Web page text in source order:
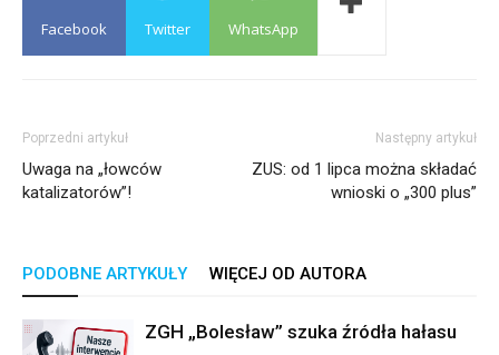
Facebook Twitter WhatsApp
Poprzedni artykuł
Uwaga na „łowców
katalizatorów”!
Następny artykuł
ZUS: od 1 lipca można składać
wnioski o „300 plus”
PODOBNE ARTYKUŁY WIĘCEJ OD AUTORA
ZGH „Bolesław” szuka źródła hałasu